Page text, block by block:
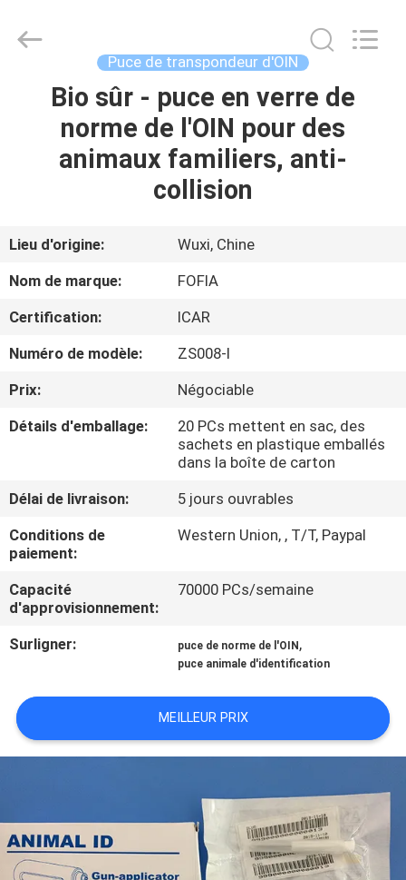
MAISON
PRODUITS
AU
DE
NOUS
VISITE
CONTRÔLE
DE
QUALITÉ
NOUS
NOUVELLES
CITATION
Technology
Puce de transpondeur d'OIN
Bio sûr - puce en verre de
norme de l'OIN pour des
animaux familiers, anti-
collision
Lieu d'origine:
Wuxi, Chine
Nom de marque:
FOFIA
Certification:
ICAR
Numéro de modèle:
ZS008-I
Prix:
Négociable
Détails d'emballage:
20 PCs mettent en sac, des
sachets en plastique emballés
dans la boîte de carton
Délai de livraison:
5 jours ouvrables
Conditions de
paiement:
Western Union, , T/T, Paypal
Capacité
d'approvisionnement:
70000 PCs/semaine
Surligner: puce de norme de l'OIN ,
puce animale d'identification
MEILLEUR PRIX